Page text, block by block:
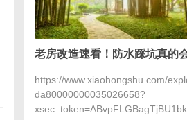
老房改造速看！防水踩坑真的
https://www.xiaohongshu.com/
da80000000035026658?